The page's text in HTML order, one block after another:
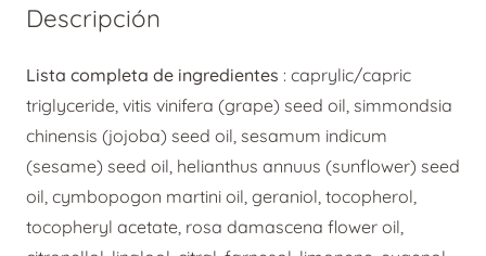
Vinosource-
30
ml
cantidad
Descripción
Lista completa de ingredientes : caprylic/capric
triglyceride, vitis vinifera (grape) seed oil, simmondsia
chinensis (jojoba) seed oil, sesamum indicum
(sesame) seed oil, helianthus annuus (sunflower) seed
oil, cymbopogon martini oil, geraniol, tocopherol,
tocopheryl acetate, rosa damascena flower oil,